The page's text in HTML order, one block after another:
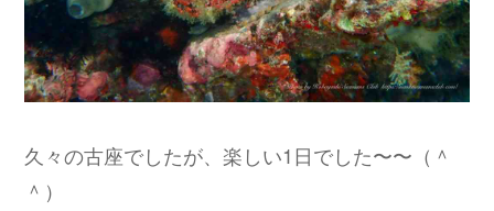
久々の古座でしたが、楽しい1日でした〜〜（＾
＾）